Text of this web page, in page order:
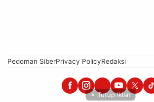
Pedoman SiberPrivacy PolicyRedaksi
× Tutup Iklan